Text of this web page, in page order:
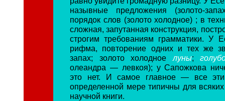
назывные предложения (золото-
порядок слов (золото холодное) ; в
сложная, запутанная конструкция,
строгим требованиям грамматики. У
рифма, повторение одних и тех же
запах; золото холодное луны;
олеандра — левкоя); у Сапожкова
это нет. И самое главное — все эти
определенной мере типичны для
научной книги.